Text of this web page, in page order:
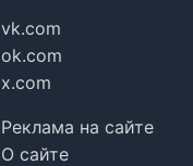
vk.com
ok.com
x.com
Реклама на сайте
О сайте